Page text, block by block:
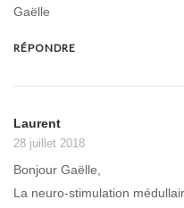
Gaëlle
RÉPONDRE
Laurent
28 juillet 2018
Bonjour Gaëlle,
La neuro-stimulation